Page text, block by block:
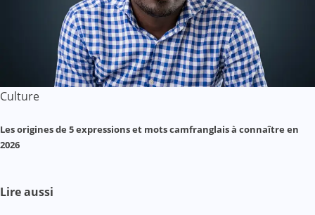
Culture
Les origines de 5 expressions et mots camfranglais à connaître en
2026
Lire aussi